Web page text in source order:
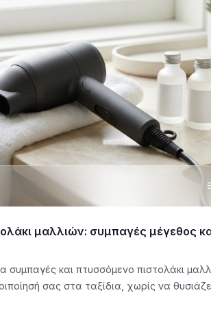
μαλλιών: συμπαγές μέγεθος
συμπαγές και πτυσσόμενο πιστολάκι
σας στα ταξίδια, χωρίς να